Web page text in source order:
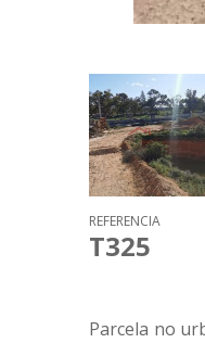
REFERENCIA
T325
Parcela no